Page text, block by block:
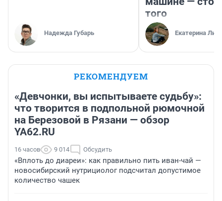
Надежда Губарь
того
Екатерина
РЕКОМЕНДУЕМ
«Девчонки, вы испытываете судьбу»:
что творится в подпольной рюмочной
на Березовой в Рязани — обзор
YA62.RU
16 часов 9 014 Обсудить
«Вплоть до диареи»: как правильно пить иван-чай —
новосибирский нутрициолог подсчитал допустимое
количество чашек